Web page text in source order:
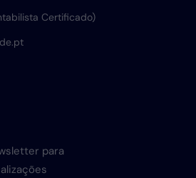
Certificado)
para